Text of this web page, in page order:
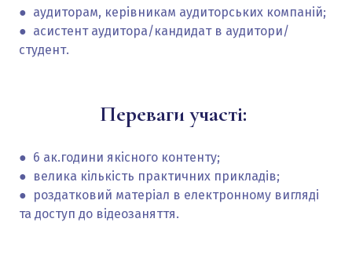
● аудиторам, керівникам аудиторських компаній;
● асистент аудитора/кандидат в аудитори/
студент.
Переваги участі:
● 6 ак.години якісного контенту;
● велика кількість практичних прикладів;
● роздатковий матеріал в електронному вигляді
та доступ до відеозаняття.